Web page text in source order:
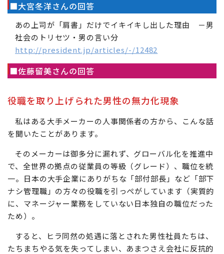
■大宮冬洋さんの回答
あの上司が「肩書」だけでイキイキし出した理由 －男
社会のトリセツ・男の言い分
http://president.jp/articles/-/12482
■佐藤留美さんの回答
役職を取り上げられた男性の無力化現象
私はある大手メーカーの人事関係者の方から、こんな話
を聞いたことがあります。
そのメーカーは御多分に漏れず、グローバル化を推進中
で、全世界の拠点の従業員の等級（グレード）、職位を統
一。日本の大手企業にありがちな「部付部長」など「部下
ナシ管理職」の方々の役職を引っぺがしています（実質的
に、マネージャー業務をしていない日本独自の職位だった
ため）。
すると、ヒラ同然の処遇に落とされた男性社員たちは、
たちまちやる気を失ってしまい、あまつさえ会社に反抗的